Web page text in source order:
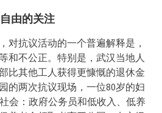
由的关注
对抗议活动的一个普遍解释是，
和不公正。特别是，武汉当地人
比其他工人获得更慷慨的退休金
的两次抗议现场，一位80岁的妇
会：政府公务员和低收入、低养